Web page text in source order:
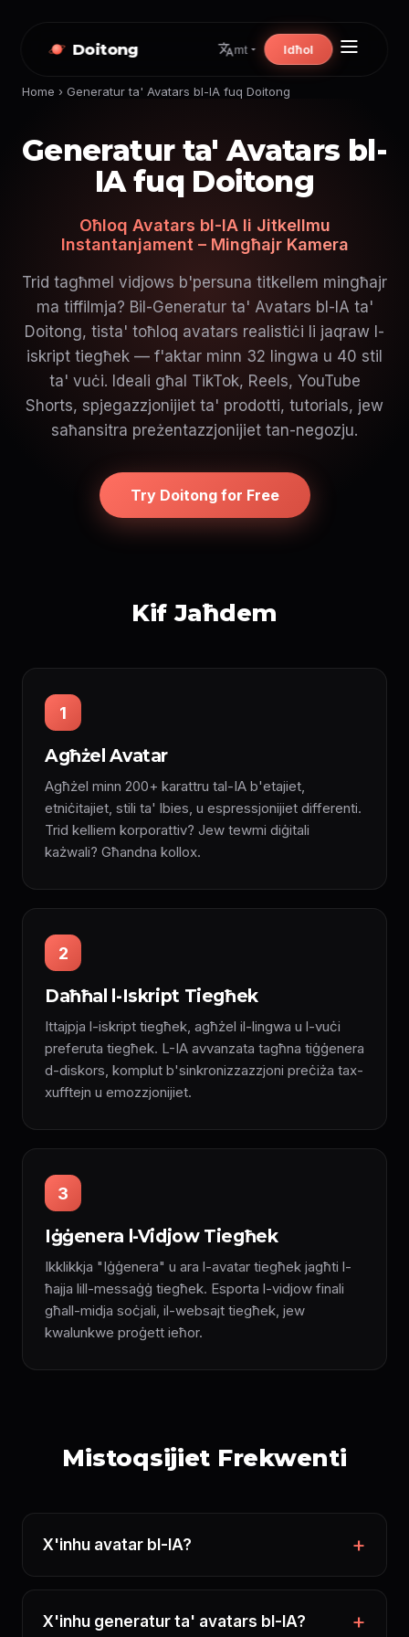
Doitong mt Idħol
Home › Generatur ta' Avatars bl-IA fuq Doitong
Generatur ta' Avatars bl-
IA fuq Doitong
Oħloq Avatars bl-IA li Jitkellmu
Instantanjament – Mingħajr Kamera
Trid tagħmel vidjows b'persuna titkellem mingħajr
ma tiffilmja? Bil-Generatur ta' Avatars bl-IA ta'
Doitong, tista' toħloq avatars realistiċi li jaqraw l-
iskript tiegħek — f'aktar minn 32 lingwa u 40 stil
ta' vuċi. Ideali għal TikTok, Reels, YouTube
Shorts, spjegazzjonijiet ta' prodotti, tutorials, jew
saħansitra preżentazzjonijiet tan-negozju.
Try Doitong for Free
Kif Jaħdem
1
Agħżel Avatar
Agħżel minn 200+ karattru tal-IA b'etajiet,
etniċitajiet, stili ta' lbies, u espressjonijiet differenti.
Trid kelliem korporattiv? Jew tewmi diġitali
każwali? Għandna kollox.
2
Daħħal l-Iskript Tiegħek
Ittajpja l-iskript tiegħek, agħżel il-lingwa u l-vuċi
preferuta tiegħek. L-IA avvanzata tagħna tiġġenera
d-diskors, komplut b'sinkronizzazzjoni preċiża tax-
xufftejn u emozzjonijiet.
3
Iġġenera l-Vidjow Tiegħek
Ikklikkja "Iġġenera" u ara l-avatar tiegħek jagħti l-
ħajja lill-messaġġ tiegħek. Esporta l-vidjow finali
għall-midja soċjali, il-websajt tiegħek, jew
kwalunkwe proġett ieħor.
Mistoqsijiet Frekwenti
X'inhu avatar bl-IA?
X'inhu generatur ta' avatars bl-IA?